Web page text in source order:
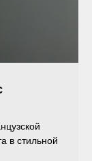
в стильной